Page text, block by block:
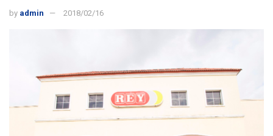
by admin 2018/02/16